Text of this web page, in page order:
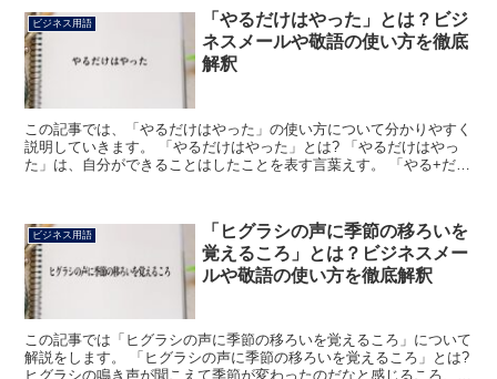
ビジネス用語
「やるだけはやった」とは？ビジ
ネスメールや敬語の使い方を徹底
解釈
この記事では、「やるだけはやった」の使い方について分かりやすく
説明していきます。 「やるだけはやった」とは? 「やるだけはやっ
た」は、自分ができることはしたことを表す言葉えす。 「やる+だけ
ビジネス用語
「ヒグラシの声に季節の移ろいを
覚えるころ」とは？ビジネスメー
ルや敬語の使い方を徹底解釈
この記事では「ヒグラシの声に季節の移ろいを覚えるころ」について
解説をします。 「ヒグラシの声に季節の移ろいを覚えるころ」とは?
ヒグラシの鳴き声が聞こえて季節が変わったのだなと感じるころ、と